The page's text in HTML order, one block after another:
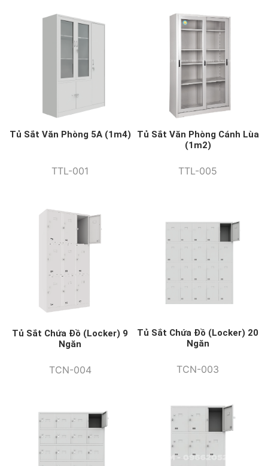
Tủ Sắt Văn Phòng 5A (1m4)
TTL-001
Tủ Sắt Văn Phòng Cánh Lùa
(1m2)
TTL-005
Tủ Sắt Chứa Đồ (Locker) 9
Ngăn
TCN-004
Tủ Sắt Chứa Đồ (Locker) 20
Ngăn
TCN-003